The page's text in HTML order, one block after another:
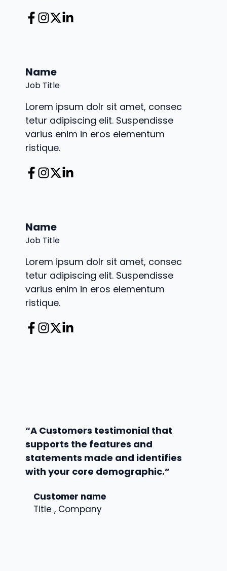
Name
Job Title
Lorem ipsum dolr sit amet, consec
tetur adipiscing elit. Suspendisse
varius enim in eros elementum
ristique.
Name
Job Title
Lorem ipsum dolr sit amet, consec
tetur adipiscing elit. Suspendisse
varius enim in eros elementum
ristique.
“A Customers testimonial that
supports the features and
statements made and identifies
with your core demographic.”
Customer name
Title , Company